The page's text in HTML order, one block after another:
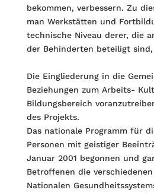
bekommen, verbessern. Zu
man Werkstätten und
technische Niveau derer, die
der Behinderten beteiligt sind,
Die Eingliederung in die
Beziehungen zum Arbeits-
Bildungsbereich
des Projekts.
Das nationale Programm für
Personen mit geistiger
Januar 2001 begonnen und
Betroffenen die
Nationalen